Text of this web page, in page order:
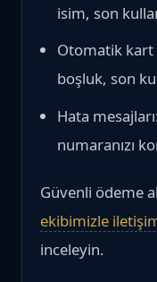
isim, son
Otomatik kart
boşluk, son
Hata
numaranızı
Güvenli ödeme
ekibimizle
inceleyin.